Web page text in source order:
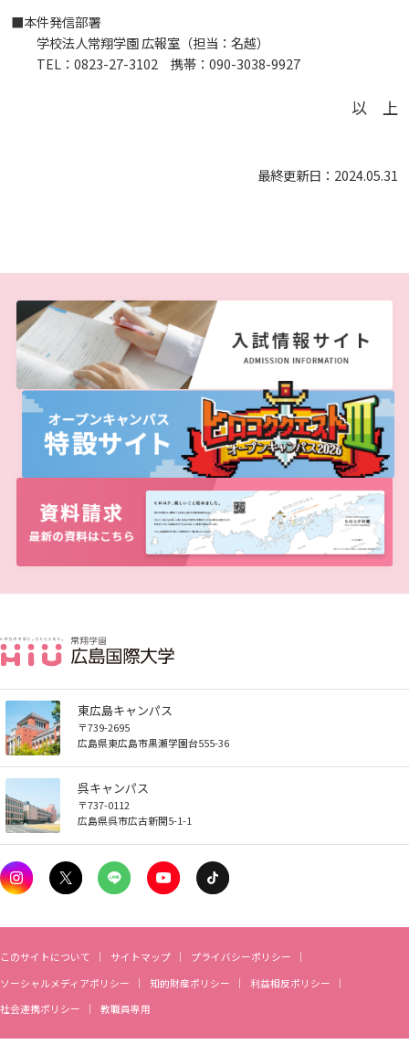
入学準備学習プログラム
情報端末の必携化について
利用案内（学外利用者）
電子ブック・電子ジャーナルなど
活動とイベント
学生図書委員の活動
施設案内
よくある質問
お知らせ
自然災害時等の図書館の閉館について
東広島キャンパス
呉キャンパス
トレーニングルーム
■本件発信部署
学校法人常翔学園 広報室（担当：名越）
TEL：0823-27-3102 携帯：090-3038-9927
以 上
最終更新日：2024.05.31
東広島キャンパス
〒739-2695
広島県東広島市黒瀬学園台555-36
呉キャンパス
〒737-0112
広島県呉市広古新開5-1-1
このサイトについて サイトマップ
プライバシーポリシー
ソーシャルメディアポリシー
知的財産ポリシー
利益相反ポリシー
社会連携ポリシー
教職員専用